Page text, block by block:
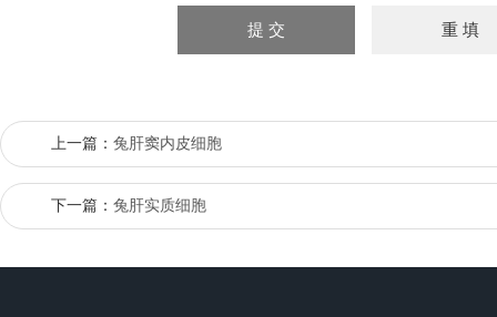
上一篇： 兔肝窦内皮细胞
下一篇： 兔肝实质细胞